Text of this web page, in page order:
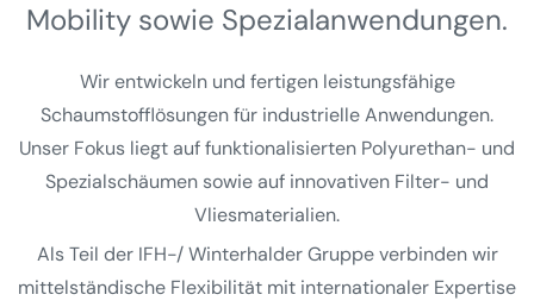
Mobility sowie Spezial­anwendungen.
Wir entwickeln und fertigen leistungsfähige
Schaumstofflösungen für industrielle Anwendungen.
Unser Fokus liegt auf funktionalisierten Polyurethan- und
Spezialschäumen sowie auf innovativen Filter- und
Vliesmaterialien.
Als Teil der IFH-/ Winterhalder Gruppe verbinden wir
mittelständische Flexibilität mit internationaler Expertise